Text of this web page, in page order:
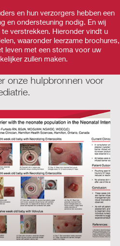
en hun verzorgers hebben een
en ondersteuning nodig. En wij
te verstrekken. Hieronder vindt u
waaronder leerzame brochures,
leven met een stoma voor uw
zullen maken.
onze hulpbronnen voor